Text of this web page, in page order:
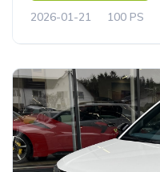
2026-01-21
100 PS